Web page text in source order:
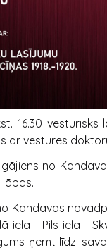
16.30 vēsturisks
ar vēstures
gājiens no
Kandavas
iela - Pils iela -
ņemt līdzi